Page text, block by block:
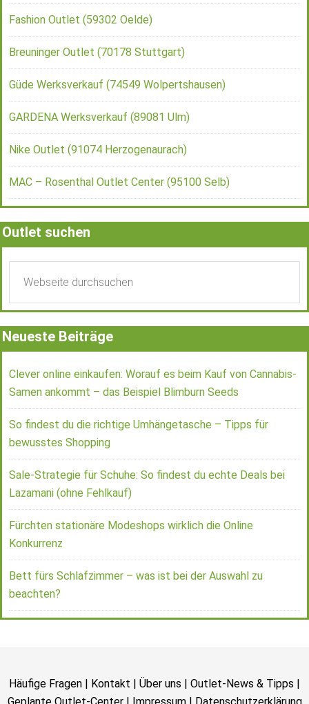
Fashion Outlet (59302 Oelde)
Breuninger Outlet (70178 Stuttgart)
Güde Werksverkauf (74549 Wolpertshausen)
GARDENA Werksverkauf (89081 Ulm)
Nike Outlet (91074 Herzogenaurach)
MAC – Rosenthal Outlet Center (95100 Selb)
Outlet suchen
Neueste Beiträge
Clever online einkaufen: Worauf es beim Kauf von Cannabis-
Samen ankommt – das Beispiel Blimburn Seeds
So findest du die richtige Umhängetasche – Tipps für
bewusstes Shopping
Sale-Strategie für Schuhe: So findest du echte Deals bei
Lazamani (ohne Fehlkauf)
Fürchten stationäre Modeshops wirklich die Online
Konkurrenz
Bett fürs Schlafzimmer – was ist bei der Auswahl zu
beachten?
Häufige Fragen | Kontakt | Über uns | Outlet-News & Tipps |